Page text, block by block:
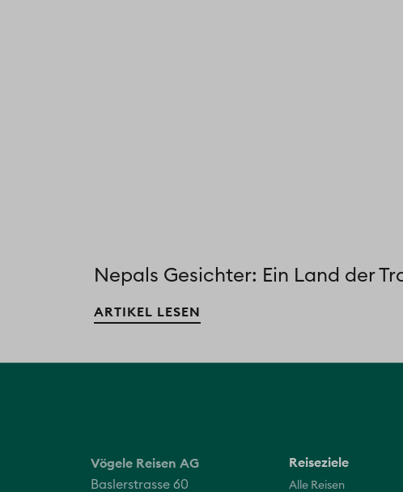
Nepals Gesichter: Ein Land der
ARTIKEL LESEN
Vögele Reisen AG
Baslerstrasse 60
Reiseziele
Alle Reisen